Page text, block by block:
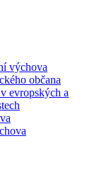
výchova
občana
evropských a